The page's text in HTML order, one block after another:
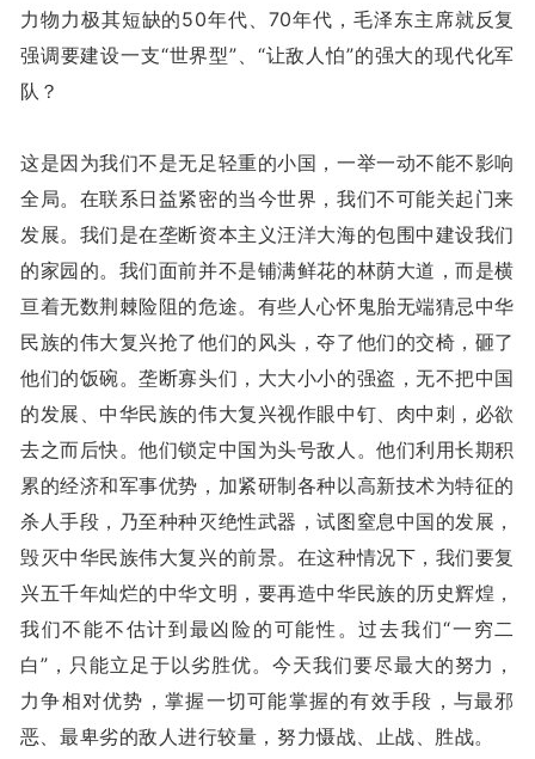
力物力极其短缺的50年代、70年代，毛泽东主席就反复
强调要建设一支“世界型”、“让敌人怕”的强大的现代化军
队？
这是因为我们不是无足轻重的小国，一举一动不能不影响
全局。在联系日益紧密的当今世界，我们不可能关起门来
发展。我们是在垄断资本主义汪洋大海的包围中建设我们
的家园的。我们面前并不是铺满鲜花的林荫大道，而是横
亘着无数荆棘险阻的危途。有些人心怀鬼胎无端猜忌中华
民族的伟大复兴抢了他们的风头，夺了他们的交椅，砸了
他们的饭碗。垄断寡头们，大大小小的强盗，无不把中国
的发展、中华民族的伟大复兴视作眼中钉、肉中刺，必欲
去之而后快。他们锁定中国为头号敌人。他们利用长期积
累的经济和军事优势，加紧研制各种以高新技术为特征的
杀人手段，乃至种种灭绝性武器，试图窒息中国的发展，
毁灭中华民族伟大复兴的前景。在这种情况下，我们要复
兴五千年灿烂的中华文明，要再造中华民族的历史辉煌，
我们不能不估计到最凶险的可能性。过去我们“一穷二
白”，只能立足于以劣胜优。今天我们要尽最大的努力，
力争相对优势，掌握一切可能掌握的有效手段，与最邪
恶、最卑劣的敌人进行较量，努力慑战、止战、胜战。